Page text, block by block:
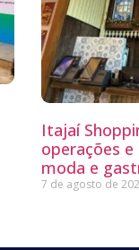
Itajaí
operações
moda e
7 de agosto de